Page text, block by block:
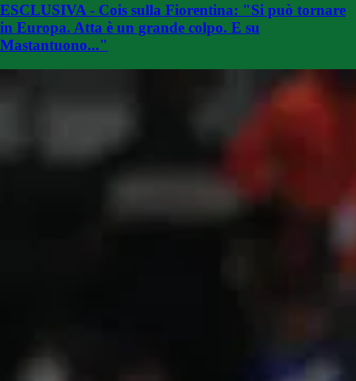
ESCLUSIVA - Cois sulla Fiorentina: "Si può tornare
in Europa. Atta è un grande colpo. E su
Mastantuono..."